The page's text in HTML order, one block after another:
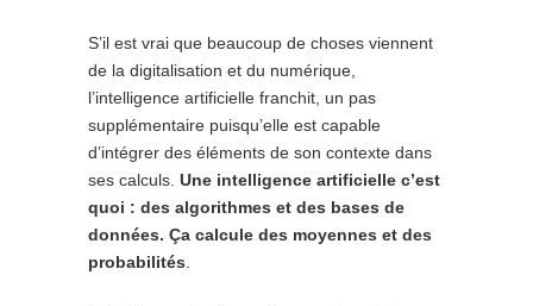
S’il est vrai que beaucoup de choses viennent
de la digitalisation et du numérique,
l’intelligence artificielle franchit, un pas
supplémentaire puisqu’elle est capable
d’intégrer des éléments de son contexte dans
ses calculs. Une intelligence artificielle c’est
quoi : des algorithmes et des bases de
données. Ça calcule des moyennes et des
probabilités